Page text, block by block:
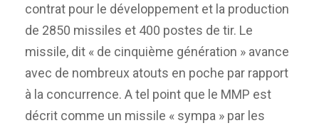
contrat pour le développement et la production
de 2850 missiles et 400 postes de tir. Le
missile, dit « de cinquième génération » avance
avec de nombreux atouts en poche par rapport
à la concurrence. A tel point que le MMP est
décrit comme un missile « sympa » par les